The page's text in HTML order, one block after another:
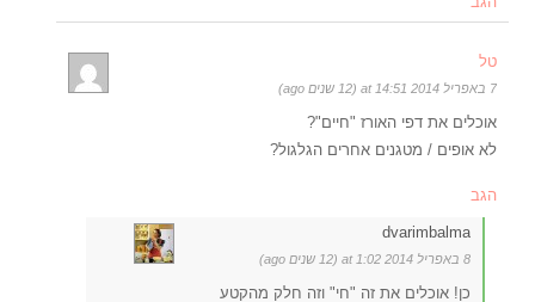
טל
7 באפריל 2014 at 14:51 (12 שנים ago)
אוכלים את דפי האורז "חיים"?
לא אופים / מטגנים אחרים הגלגול?
הגב
dvarimbalma
8 באפריל 2014 at 1:02 (12 שנים ago)
כן! אוכלים את זה "חי" וזה חלק מהקטע